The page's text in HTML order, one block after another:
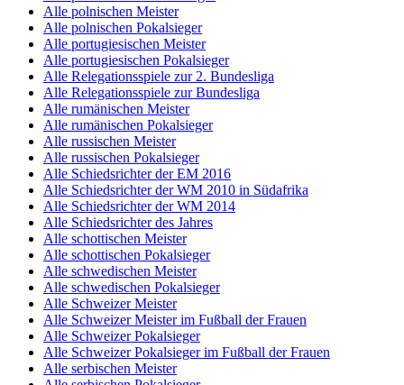
Alle polnischen Meister
Alle polnischen Pokalsieger
Alle portugiesischen Meister
Alle portugiesischen Pokalsieger
Alle Relegationsspiele zur 2. Bundesliga
Alle Relegationsspiele zur Bundesliga
Alle rumänischen Meister
Alle rumänischen Pokalsieger
Alle russischen Meister
Alle russischen Pokalsieger
Alle Schiedsrichter der EM 2016
Alle Schiedsrichter der WM 2010 in Südafrika
Alle Schiedsrichter der WM 2014
Alle Schiedsrichter des Jahres
Alle schottischen Meister
Alle schottischen Pokalsieger
Alle schwedischen Meister
Alle schwedischen Pokalsieger
Alle Schweizer Meister
Alle Schweizer Meister im Fußball der Frauen
Alle Schweizer Pokalsieger
Alle Schweizer Pokalsieger im Fußball der Frauen
Alle serbischen Meister